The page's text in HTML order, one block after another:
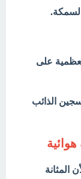
على
الذائب
المثانة